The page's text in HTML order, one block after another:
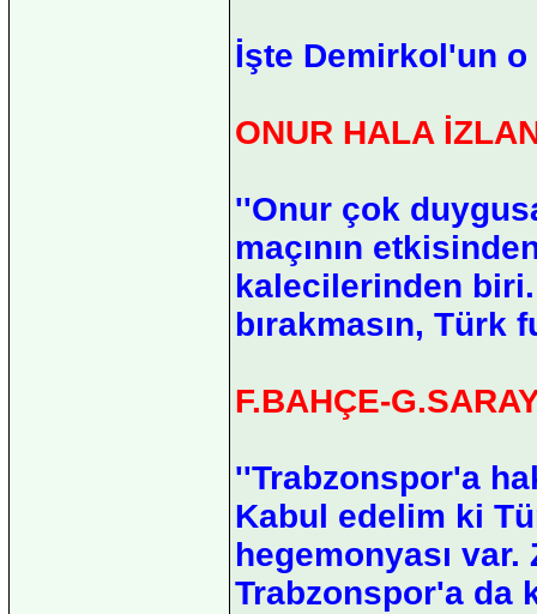
İşte Demirkol'un o
ONUR HALA
''Onur çok
maçının
kalecilerinden
bırakmasın, Türk
F.BAHÇE-
''Trabzonspor'a
Kabul edelim ki
hegemonyası
Trabzonspor'a da